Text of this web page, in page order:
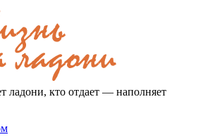
ладони, кто отдает — наполняет